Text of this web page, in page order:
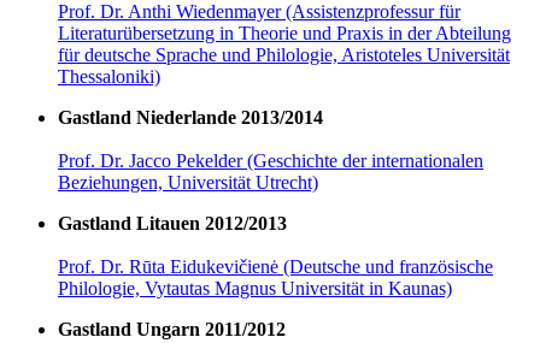
Prof. Dr. Anthi Wiedenmayer (Assistenzprofessur für
Literaturübersetzung in Theorie und Praxis in der Abteilung
für deutsche Sprache und Philologie, Aristoteles Universität
Thessaloniki)
Gastland Niederlande 2013/2014
Prof. Dr. Jacco Pekelder (Geschichte der internationalen
Beziehungen, Universität Utrecht)
Gastland Litauen 2012/2013
Prof. Dr. Rūta Eidukevičienė (Deutsche und französische
Philologie, Vytautas Magnus Universität in Kaunas)
Gastland Ungarn 2011/2012